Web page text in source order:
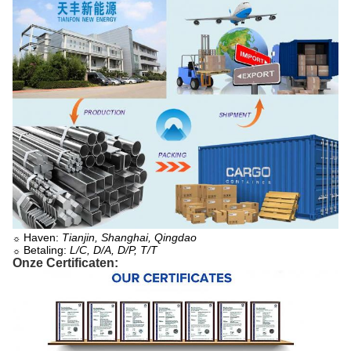
☼ Haven: Tianjin, Shanghai, Qingdao
☼ Betaling: L/C, D/A, D/P, T/T
Onze Certificaten: